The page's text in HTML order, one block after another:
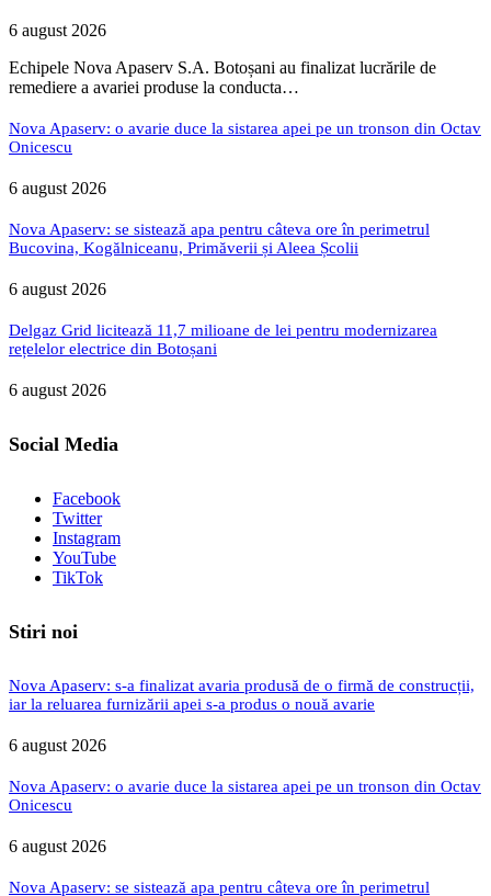
6 august 2026
Echipele Nova Apaserv S.A. Botoșani au finalizat lucrările de
remediere a avariei produse la conducta…
Nova Apaserv: o avarie duce la sistarea apei pe un tronson din Octav
Onicescu
6 august 2026
Nova Apaserv: se sistează apa pentru câteva ore în perimetrul
Bucovina, Kogălniceanu, Primăverii și Aleea Școlii
6 august 2026
Delgaz Grid licitează 11,7 milioane de lei pentru modernizarea
rețelelor electrice din Botoșani
6 august 2026
Social Media
Facebook
Twitter
Instagram
YouTube
TikTok
Stiri noi
Nova Apaserv: s-a finalizat avaria produsă de o firmă de construcții,
iar la reluarea furnizării apei s-a produs o nouă avarie
6 august 2026
Nova Apaserv: o avarie duce la sistarea apei pe un tronson din Octav
Onicescu
6 august 2026
Nova Apaserv: se sistează apa pentru câteva ore în perimetrul